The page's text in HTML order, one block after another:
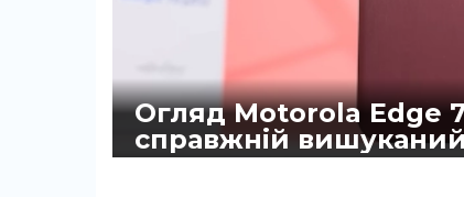
Огляд Motorola Edge
справжній